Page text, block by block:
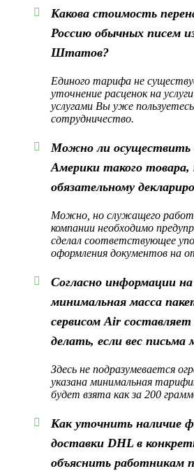
Какова стоимость
Россию обычных писем
Штатов?
Единого тарифа не
уточнение расценок на
услугами Вы уже
сотрудничество.
Можно ли осуществить
Америки такого
обязательному
Можно, но служащего
компании необходимо
сделал соответствующее
оформления документов на
Согласно информации
минимальная масса
сервисом Air
делать, если вес письма
Здесь не подразумевается
указана минимальная
будет взята как за 200
Как уточнить наличие
доставки DHL в
объяснить работникам